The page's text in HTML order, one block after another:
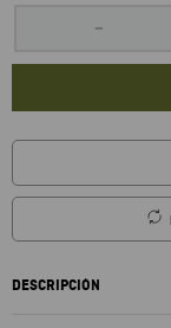
－
DESCRIPCIÓN